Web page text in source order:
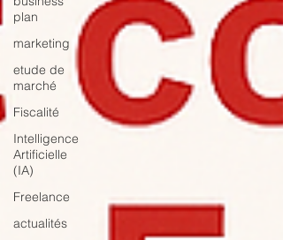
plan
marketing
etude de
marché
Fiscalité
Intelligence
Artificielle
(IA)
Freelance
actualités